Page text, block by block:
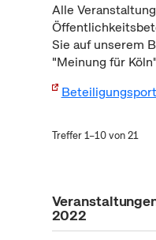
Alle
Sie auf unserem
"Meinung für
Treffer 1–10 von 21
2022